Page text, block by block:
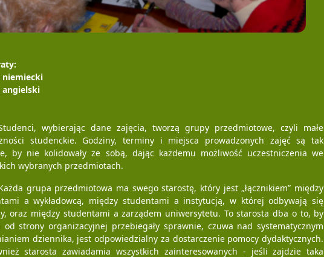
niemiecki
angielski
wybierając dane zajęcia, tworzą grupy przedmiotowe, czyli małe
studenckie. Godziny, terminy i miejsca prowadzonych zajęć są tak
by nie kolidowały ze sobą, dając każdemu możliwość uczestniczenia we
wybranych przedmiotach.
grupa przedmiotowa ma swego starostę, który jest „łącznikiem” między
a wykładowcą, między studentami a instytucją, w której odbywają się
oraz między studentami a zarządem uniwersytetu. To starosta dba o to, by
od strony organizacyjnej przebiegały sprawnie, czuwa nad systematycznym
dziennika, jest odpowiedzialny za dostarczenie pomocy dydaktycznych.
starosta zawiadamia wszystkich zainteresowanych - jeśli zajdzie taka